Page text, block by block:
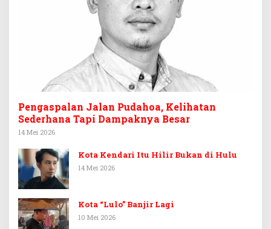
Pengaspalan Jalan Pudahoa, Kelihatan
Sederhana Tapi Dampaknya Besar
14 Mei 2026
Kota Kendari Itu Hilir Bukan di Hulu
14 Mei 2026
Kota “Lulo” Banjir Lagi
10 Mei 2026